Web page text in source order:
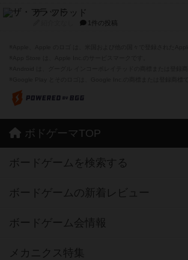
ザ・フラッド
1件の投稿
ボドゲーマTOP
ボードゲームを検索する
ボードゲームの新着レビュー
ボードゲーム会情報
メカニクス特集